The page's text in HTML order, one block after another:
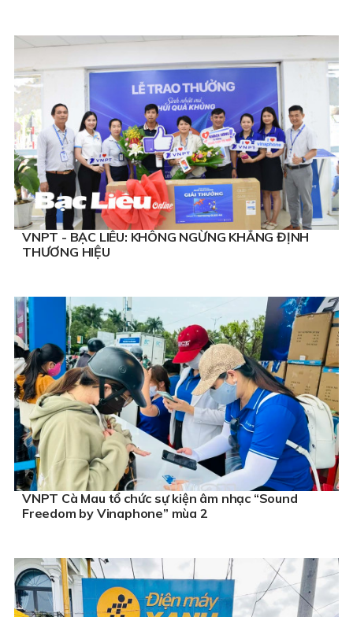
VNPT - BẠC LIÊU: KHÔNG NGỪNG KHẲNG ĐỊNH
THƯƠNG HIỆU
VNPT Cà Mau tổ chức sự kiện âm nhạc “Sound
Freedom by Vinaphone” mùa 2